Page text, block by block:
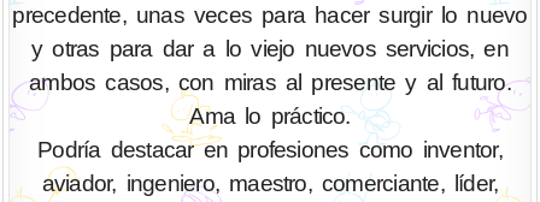
precedente, unas veces para hacer surgir lo nuevo
y otras para dar a lo viejo nuevos servicios, en
ambos casos, con miras al presente y al futuro.
Ama lo práctico.
Podría destacar en profesiones como inventor,
aviador, ingeniero, maestro, comerciante, líder,